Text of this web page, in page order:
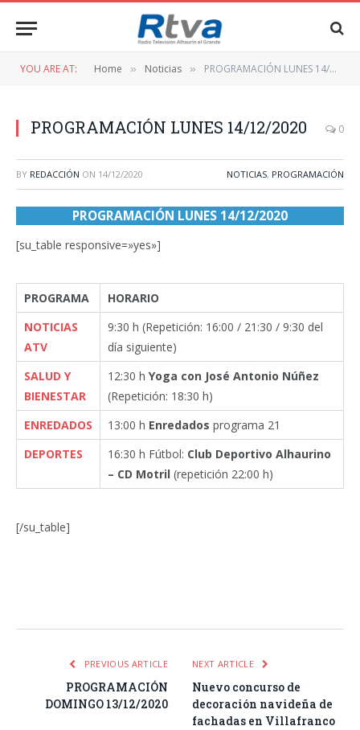
YOU ARE AT: Home » Noticias » PROGRAMACIÓN LUNES 14/12/2020
PROGRAMACIÓN LUNES 14/12/2020 0
BY REDACCIÓN ON 14/12/2020 NOTICIAS, PROGRAMACIÓN
PROGRAMACIÓN LUNES 14/12/2020
[su_table responsive=»yes»]
PROGRAMA
HORARIO
NOTICIAS
ATV
9:30 h (Repetición: 16:00 / 21:30 / 9:30 del
día siguiente)
SALUD Y
BIENESTAR
12:30 h Yoga con José Antonio Núñez
(Repetición: 18:30 h)
ENREDADOS
13:00 h Enredados programa 21
DEPORTES
16:30 h Fútbol: Club Deportivo Alhaurino
– CD Motril (repetición 22:00 h)
[/su_table]
PREVIOUS ARTICLE
PROGRAMACIÓN
DOMINGO 13/12/2020
NEXT ARTICLE
Nuevo concurso de
decoración navideña de
fachadas en Villafranco